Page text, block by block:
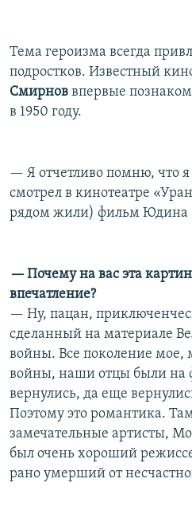
Тема героизма всегда
подростков. Известный
Смирнов впервые
в 1950 году.
— Я отчетливо помню, что я
смотрел в кинотеатре
рядом жили) фильм Юдина
— Почему на вас эта
впечатление?
— Ну, пацан,
сделанный на материале
войны. Все поколение мое,
войны, наши отцы были на
вернулись, да еще
Поэтому это романтика.
замечательные артисты,
был очень хороший
рано умерший от